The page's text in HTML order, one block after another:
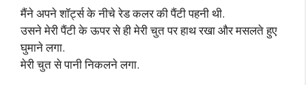
मैंने अपने शॉर्ट्स के नीचे रेड कलर की पैंटी पहनी थी.
उसने मेरी पैंटी के ऊपर से ही मेरी चुत पर हाथ रखा और मसलते हुए
घुमाने लगा.
मेरी चुत से पानी निकलने लगा.